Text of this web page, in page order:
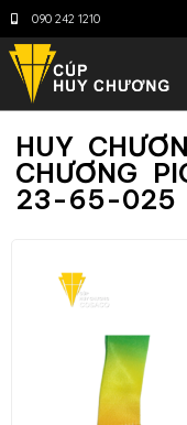
090 242 1210
HUY
CHƯƠNG
23-65-025